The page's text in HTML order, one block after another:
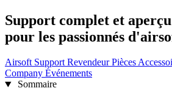
Support complet et
pour les passionnés
Airsoft SupportRevendeurPièces
Company Événements
Sommaire